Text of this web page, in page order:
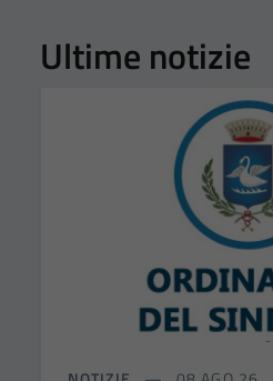
Ultime notizie